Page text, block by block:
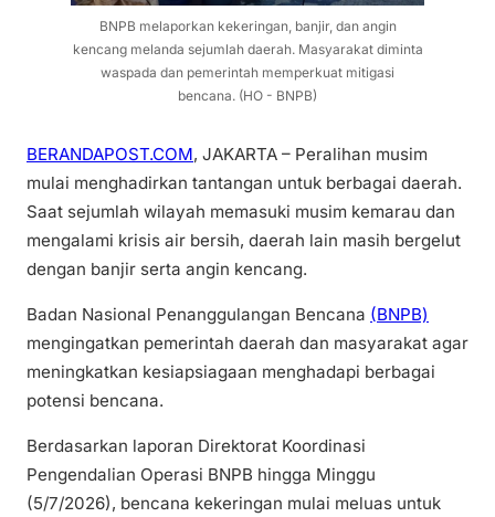
BNPB melaporkan kekeringan, banjir, dan angin
kencang melanda sejumlah daerah. Masyarakat diminta
waspada dan pemerintah memperkuat mitigasi
bencana. (HO - BNPB)
BERANDAPOST.COM, JAKARTA – Peralihan musim
mulai menghadirkan tantangan untuk berbagai daerah.
Saat sejumlah wilayah memasuki musim kemarau dan
mengalami krisis air bersih, daerah lain masih bergelut
dengan banjir serta angin kencang.
Badan Nasional Penanggulangan Bencana (BNPB)
mengingatkan pemerintah daerah dan masyarakat agar
meningkatkan kesiapsiagaan menghadapi berbagai
potensi bencana.
Berdasarkan laporan Direktorat Koordinasi
Pengendalian Operasi BNPB hingga Minggu
(5/7/2026), bencana kekeringan mulai meluas untuk